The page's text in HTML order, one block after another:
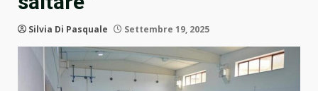
Silvia Di Pasquale Settembre 19, 2025